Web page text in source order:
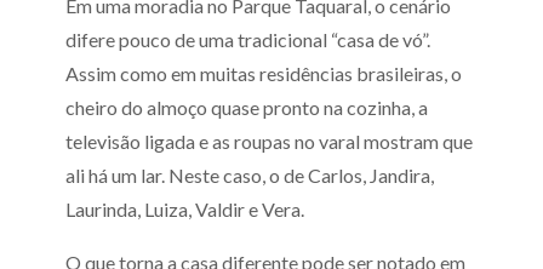
Em uma moradia no Parque Taquaral, o cenário
difere pouco de uma tradicional “casa de vó”.
Assim como em muitas residências brasileiras, o
cheiro do almoço quase pronto na cozinha, a
televisão ligada e as roupas no varal mostram que
ali há um lar. Neste caso, o de Carlos, Jandira,
Laurinda, Luiza, Valdir e Vera.
O que torna a casa diferente pode ser notado em